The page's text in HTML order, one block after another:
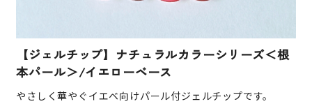
【ジェルチップ】ナチュラルカラーシリーズ＜根
本パール＞/イエローベース
やさしく華やぐイエベ向けパール付ジェルチップです。